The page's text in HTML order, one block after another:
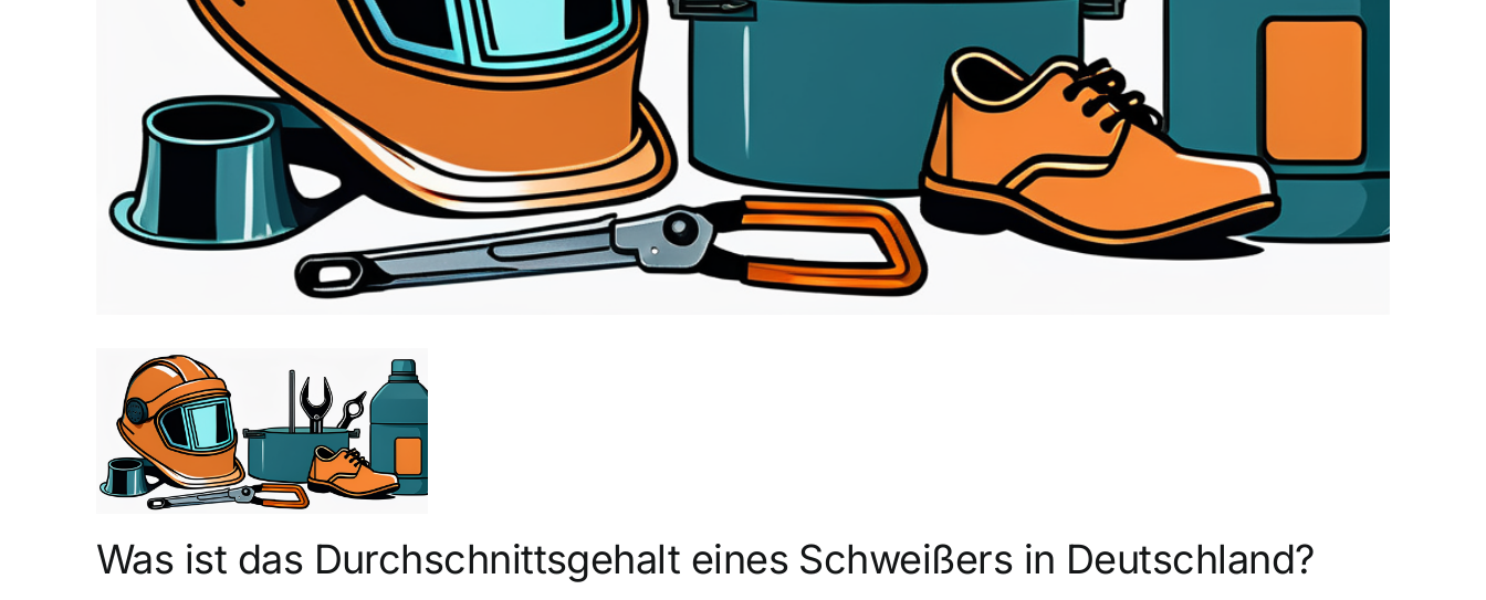
Was ist das Durchschnittsgehalt eines Schweißers in Deutschland?